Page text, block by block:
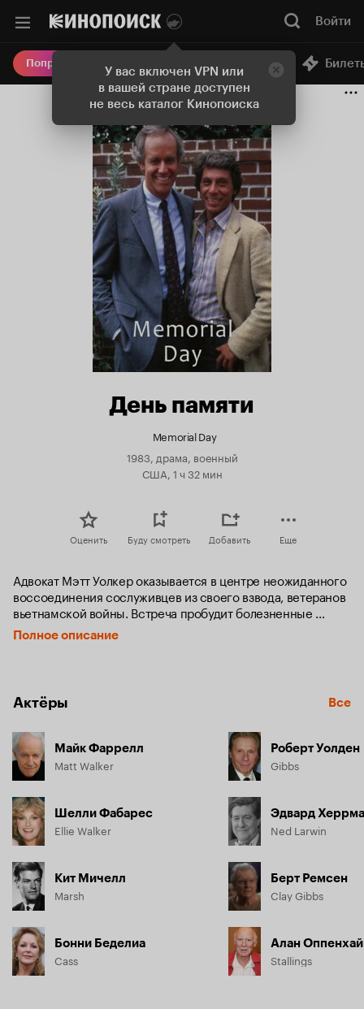
У вас включен VPN или
в вашей стране доступен
не весь каталог Кинопоиска
Войти
Попробовать Плюс Онлайн-кинотеатр
День памяти
Memorial Day
1983, драма, военный
США, 1 ч 32 мин
Оценить Буду смотреть Добавить Еще
Адвокат Мэтт Уолкер оказывается в центре неожиданного
воссоединения сослуживцев из своего взвода, ветеранов
вьетнамской войны. Встреча пробудит болезненные
воспоминания и затронет тайны, в которые они были
вовлечены.
Полное описание
Актёры Все
Майк Фаррелл
Matt Walker
Шелли Фабарес
Ellie Walker
Кит Мичелл
Marsh
Бонни Беделиа
Cass
Роберт Уолден
Gibbs
Эдвард
Ned Larwin
Берт Ремсен
Clay Gibbs
Алан
Stallings